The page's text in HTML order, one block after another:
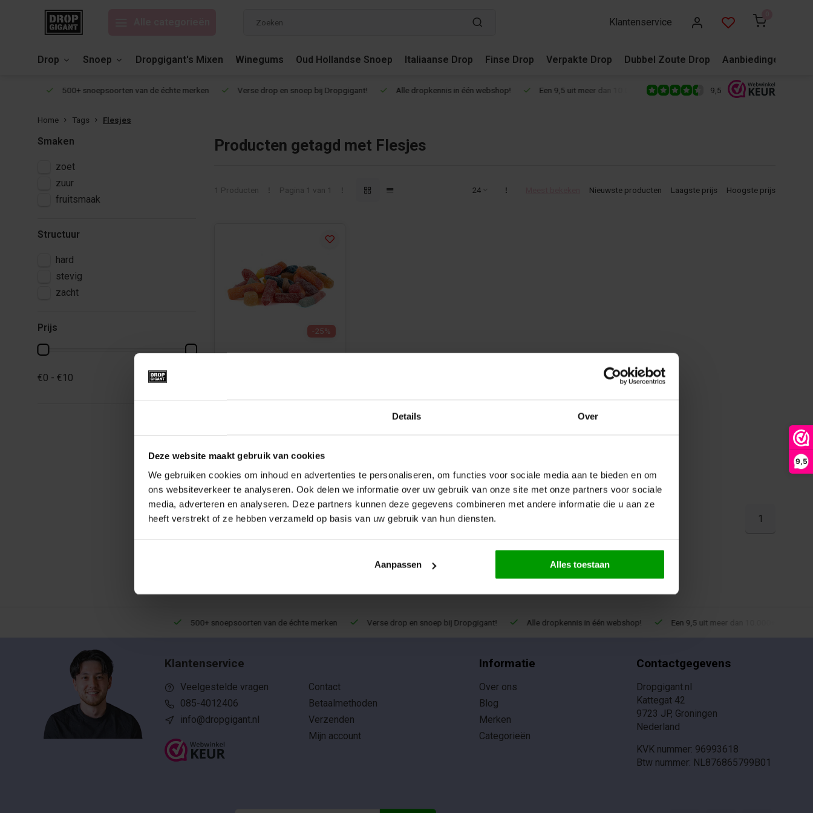
Details Over
Deze website maakt gebruik van cookies
We gebruiken cookies om inhoud en advertenties te personaliseren, om functies voor sociale media aan te bieden en om
ons websiteverkeer te analyseren. Ook delen we informatie over uw gebruik van onze site met onze partners voor sociale
media, adverteren en analyseren. Deze partners kunnen deze gegevens combineren met andere informatie die u aan ze
heeft verstrekt of ze hebben verzameld op basis van uw gebruik van hun diensten.
Aanpassen Alles toestaan
9,5
Klantenservice
Drop Snoep Dropgigant's Mixen Winegums Oud Hollandse Snoep Italiaanse Drop Finse Drop Verpakte Drop Dubbel Zoute Drop Aanbiedingen
500+ snoepsoorten van de échte merken Verse drop en snoep bij Dropgigant! Alle dropkennis in één webshop! Een 9,5 uit meer dan 10.000+ reviews! 500+ snoepsoorten van de
9,5
Home Tags Flesjes
Smaken
zoet
zuur
fruitsmaak
Structuur
hard
stevig
zacht
Prijs
€0 - €10
Producten getagd met Flesjes
1 Producten Pagina 1 van 1 Nieuwste producten Laagste prijs Hoogste prijs
-25%
€9,99
1
500+ snoepsoorten van de échte merken Verse drop en snoep bij Dropgigant! Alle dropkennis in één webshop! Een 9,5 uit meer dan 10.000+ reviews!
Klantenservice
Veelgestelde vragen
085-4012406
info@dropgigant.nl
Contact
Betaalmethoden
Verzenden
Mijn account
Informatie
Over ons
Blog
Merken
Categorieën
Contactgegevens
Dropgigant.nl
Kattegat 42
9723 JP, Groningen
Nederland
KVK nummer: 96993618
Btw nummer: NL876865799B01